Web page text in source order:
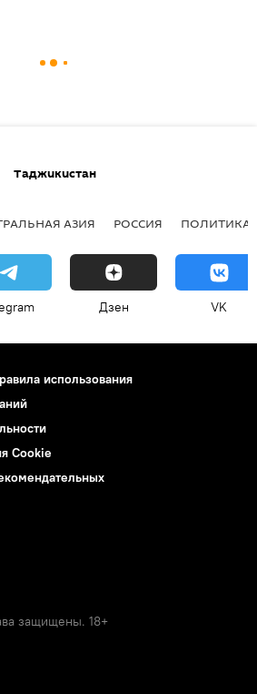
Таджикистан
АЗИЯ РОССИЯ ПОЛИТИКА
Дзен VK
использования
Cookie
защищены. 18+